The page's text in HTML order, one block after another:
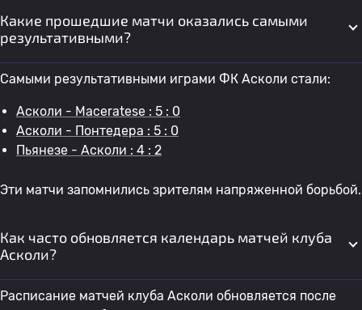
Какие прошедшие матчи оказались самыми
результативными?
Самыми результативными играми ФК Асколи стали:
Асколи - Maceratese : 5 : 0
Асколи - Понтедера : 5 : 0
Пьянезе - Асколи : 4 : 2
Эти матчи запомнились зрителям напряженной борьбой.
Как часто обновляется календарь матчей клуба
Асколи?
Расписание матчей клуба Асколи обновляется после